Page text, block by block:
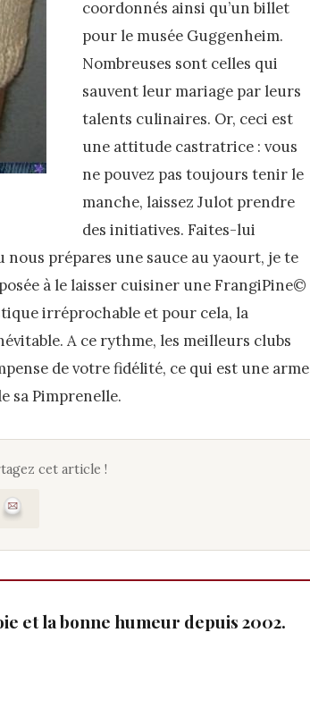
coordonnés ainsi qu’un billet
pour le musée Guggenheim.
Nombreuses sont celles qui
sauvent leur mariage par leurs
talents culinaires. Or, ceci est
une attitude castratrice : vous
ne pouvez pas toujours tenir le
manche, laissez Julot prendre
des initiatives. Faites-lui
prépares une sauce au yaourt, je te
à le laisser cuisiner une FrangiPine©
irréprochable et pour cela, la
A ce rythme, les meilleurs clubs
de votre fidélité, ce qui est une arme
sa Pimprenelle.
cet article !
et la bonne humeur depuis 2002.